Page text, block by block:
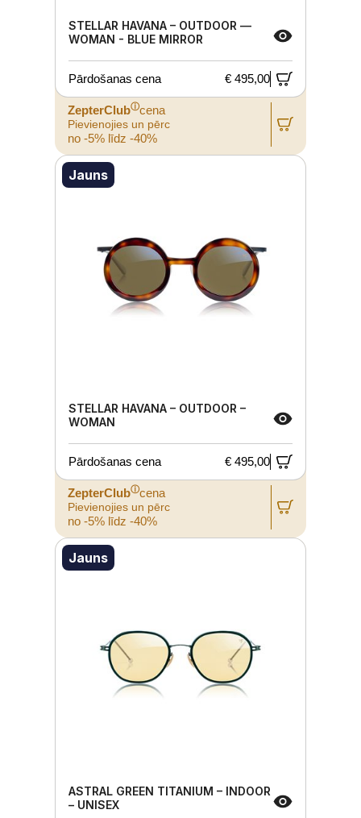
STELLAR HAVANA – OUTDOOR ––
WOMAN - BLUE MIRROR
Pārdošanas cena € 495,00
ZepterClubⓘcena
Pievienojies un pērc
no -5% līdz -40%
Jauns
STELLAR HAVANA – OUTDOOR –
WOMAN
Pārdošanas cena € 495,00
ZepterClubⓘcena
Pievienojies un pērc
no -5% līdz -40%
Jauns
ASTRAL GREEN TITANIUM – INDOOR
– UNISEX